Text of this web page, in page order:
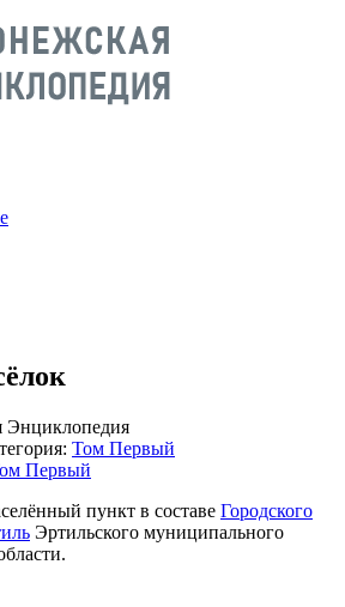
Энциклопедия
Том Первый
Первый
пункт в составе Городского
Эртильского муниципального